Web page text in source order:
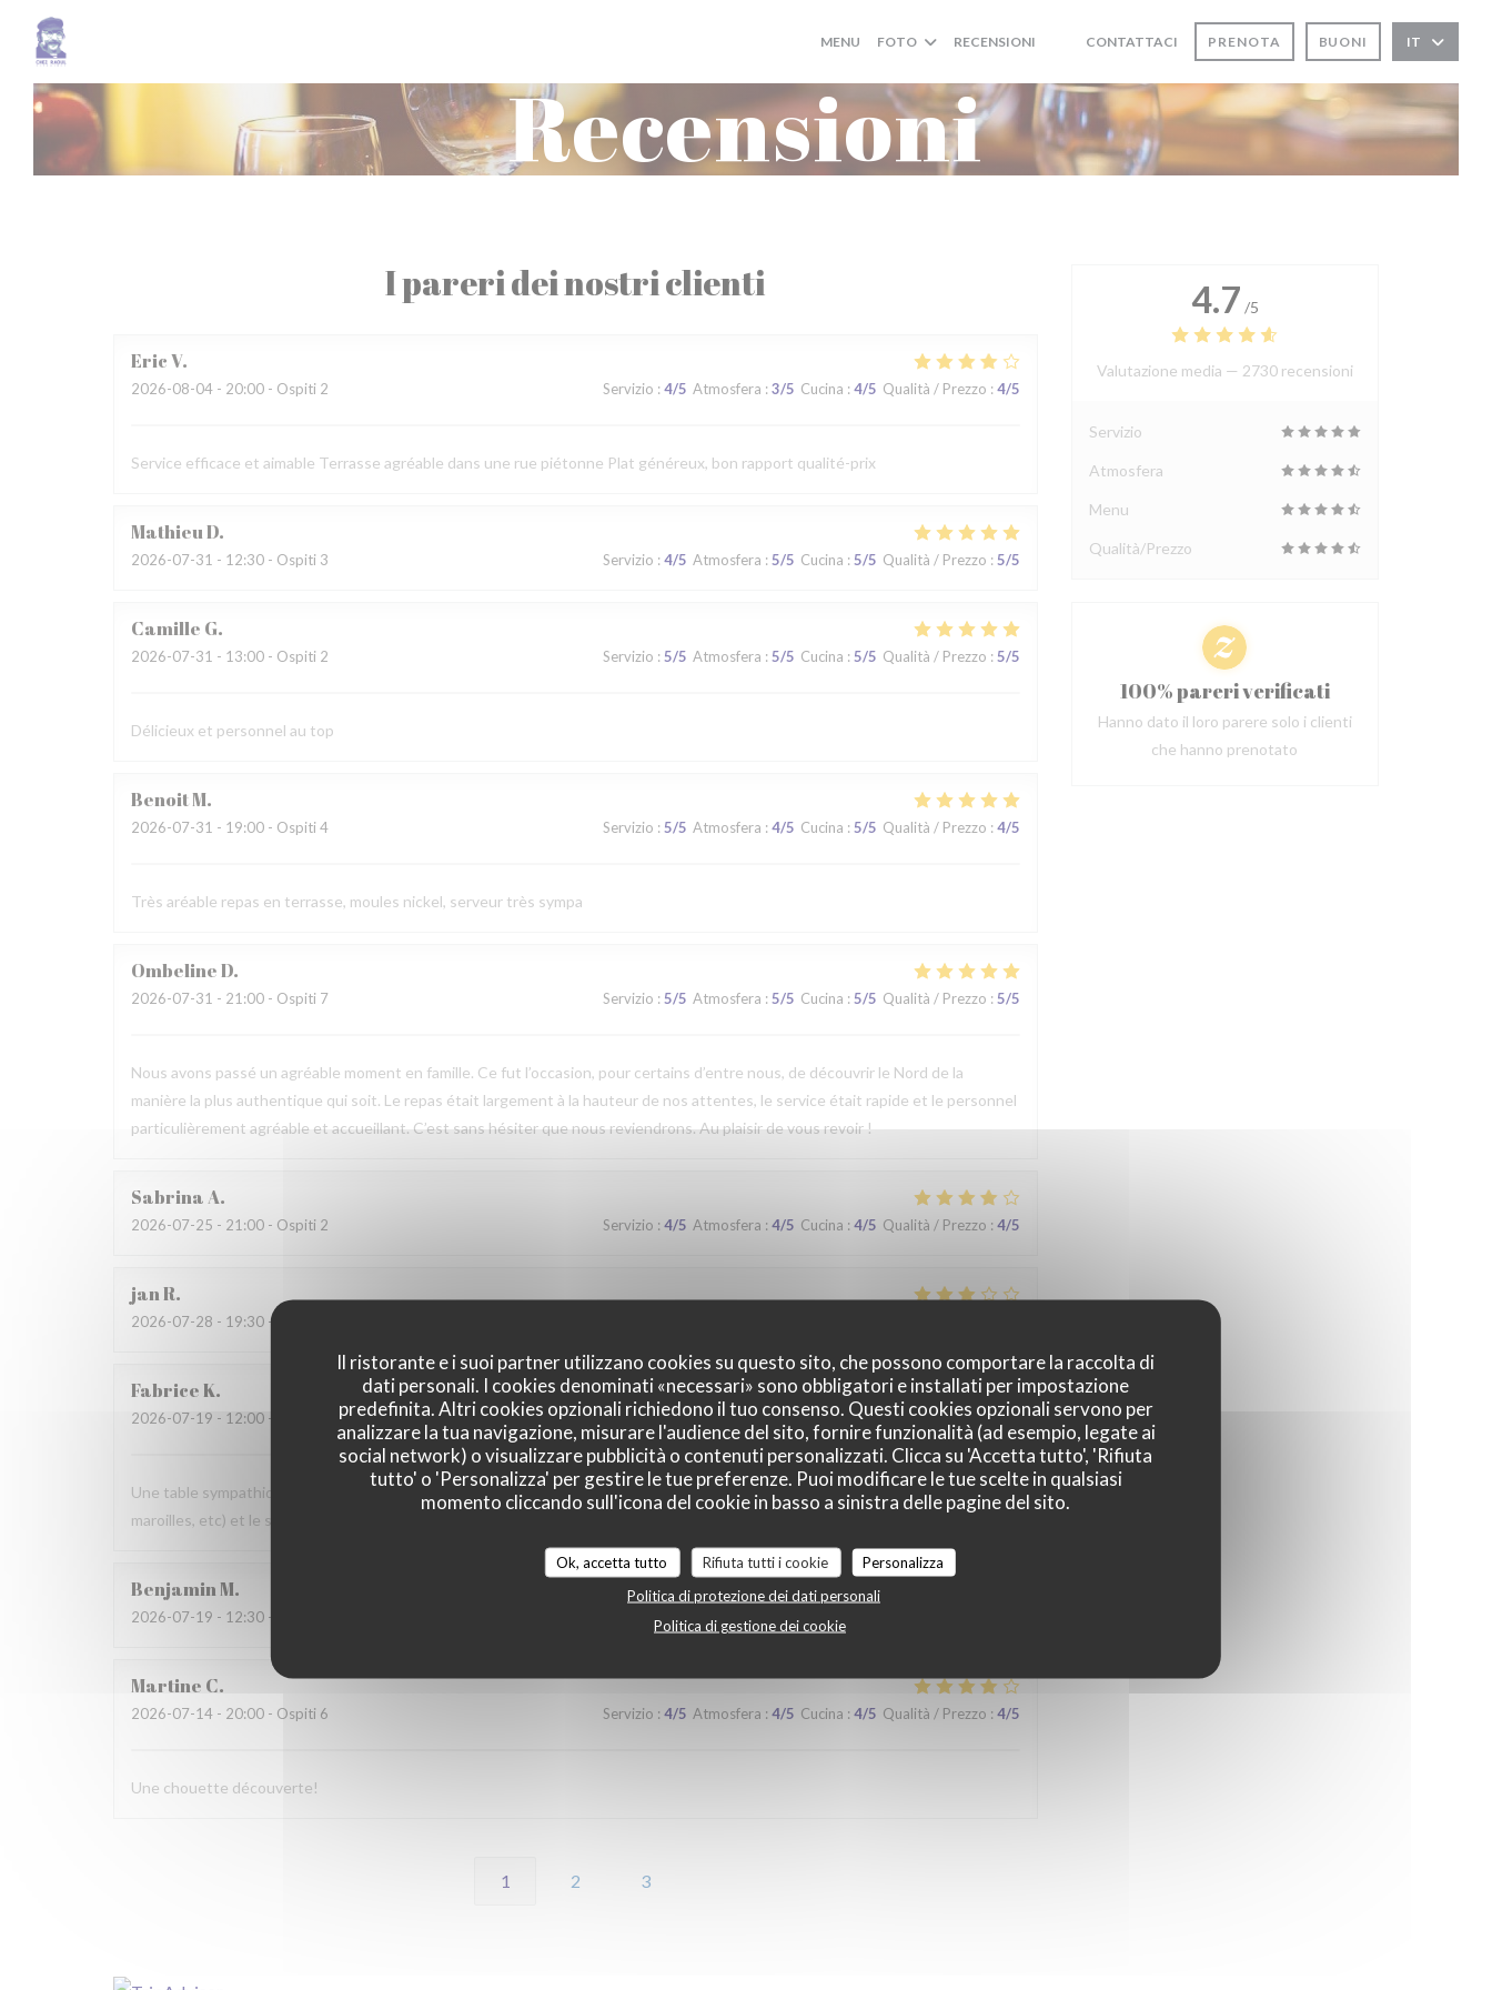
Personalizzazione delle tue scelte sui cookie
Il ristorante e i suoi partner utilizzano cookies su questo sito, che possono comportare la raccolta di
dati personali. I cookies denominati «necessari» sono obbligatori e installati per impostazione
predefinita. Altri cookies opzionali richiedono il tuo consenso. Questi cookies opzionali servono per
analizzare la tua navigazione, misurare l'audience del sito, fornire funzionalità (ad esempio, legate ai
social network) o visualizzare pubblicità o contenuti personalizzati. Clicca su 'Accetta tutto', 'Rifiuta
tutto' o 'Personalizza' per gestire le tue preferenze. Puoi modificare le tue scelte in qualsiasi
momento cliccando sull'icona del cookie in basso a sinistra delle pagine del sito.
Ok, accetta tutto Rifiuta tutti i cookie
Personalizza
Politica di protezione dei dati personali
Politica di gestione dei cookie
MENU FOTO RECENSIONI
((APRE UNA NUOVA FINESTRA))
((APRE UNA NUOVA FINESTRA))
CONTATTACI PRENOTA BUONI IT
Recensioni
I pareri dei nostri clienti
EricV
2026-08-04 - 20:00 - Ospiti 2 Servizio : 4/5 Atmosfera : 3/5 Cucina : 4/5 Qualità / Prezzo : 4/5
Service efficace et aimable Terrasse agréable dans une rue piétonne Plat généreux, bon rapport qualité-prix
MathieuD
2026-07-31 - 12:30 - Ospiti 3 Servizio : 4/5 Atmosfera : 5/5 Cucina : 5/5 Qualità / Prezzo : 5/5
Camille G
2026-07-31 - 13:00 - Ospiti 2 Servizio : 5/5 Atmosfera : 5/5 Cucina : 5/5 Qualità / Prezzo : 5/5
Délicieux et personnel au top
BenoitM
2026-07-31 - 19:00 - Ospiti 4 Servizio : 5/5 Atmosfera : 4/5 Cucina : 5/5 Qualità / Prezzo : 4/5
Très aréable repas en terrasse, moules nickel, serveur très sympa
OmbelineD
2026-07-31 - 21:00 - Ospiti 7 Servizio : 5/5 Atmosfera : 5/5 Cucina : 5/5 Qualità / Prezzo : 5/5
Nous avons passé un agréable moment en famille. Ce fut l’occasion, pour certains d’entre nous, de découvrir le Nord de la
manière la plus authentique qui soit. Le repas était largement à la hauteur de nos attentes, le service était rapide et le personnel
particulièrement agréable et accueillant. C’est sans hésiter que nous reviendrons. Au plaisir de vous revoir !
SabrinaA
2026-07-25 - 21:00 - Ospiti 2 Servizio : 4/5 Atmosfera : 4/5 Cucina : 4/5 Qualità / Prezzo : 4/5
janR
2026-07-28 - 19:30 - Ospiti 2
FabriceK
2026-07-19 - 12:00 - Ospiti 3 Servizio: 5/5 Atmosfera : 5/5 Cucina:4/5 Qualità / Prezzo:5/5
Une table sympathique avec son atmosphère authentique. Nous avons apprécié notre déjeuner (moule, carbonade, flamiche au
maroilles, etc) et le service. Pourquoi pas y retourner lors d'un prochaine passage à Lilles.
BenjaminM
2026-07-19 - 12:30 - Ospiti 2 : 5/5 Atmosfera /5 Cucina
Martine C
2026-07-14 - 20:00 - Ospiti 6 Servizio : 4/5 Atmosfera : 4/5 Cucina : 4/5 Qualità / Prezzo : 4/5
Une chouette découverte!
1 2 3
4.7 /5
Valutazione media — 2730 recensioni
Servizio
Atmosfera
Menu
Qualità/Prezzo
100% pareri verificati
Hanno dato il loro parere solo i clienti
che hanno prenotato